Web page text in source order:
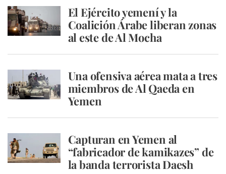
El Ejército yemení y la
Coalición Árabe liberan zonas
al este de Al Mocha
Una ofensiva aérea mata a tres
miembros de Al Qaeda en
Yemen
Capturan en Yemen al
“fabricador de kamikazes” de
la banda terrorista Daesh